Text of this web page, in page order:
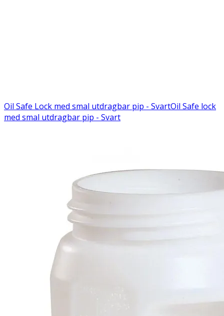
Oil Safe Lock med smal utdragbar pip - SvartOil Safe lock
med smal utdragbar pip - Svart